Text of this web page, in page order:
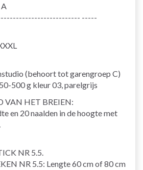
-----
(behoort tot garengroep C)
500 g kleur 03, parelgrijs
VAN HET BREIEN:
en 20 naalden in de hoogte met
NR 5.5.
NR 5.5: Lengte 60 cm of 80 cm